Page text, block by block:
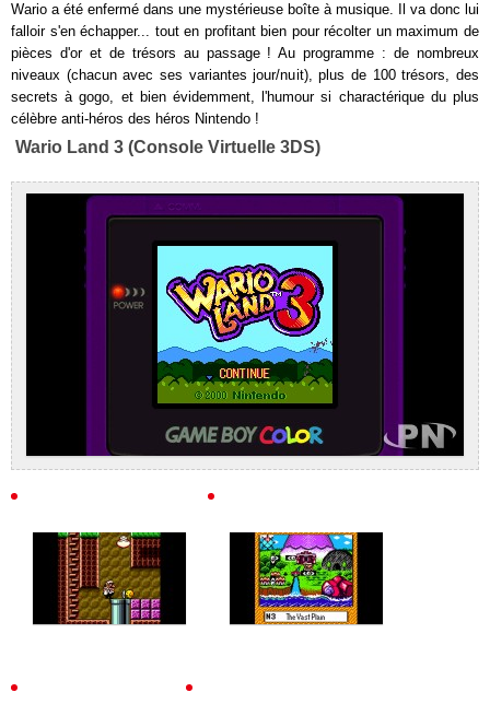
Wario a été enfermé dans une mystérieuse boîte à musique. Il va donc lui
falloir s'en échapper... tout en profitant bien pour récolter un maximum de
pièces d'or et de trésors au passage ! Au programme : de nombreux
niveaux (chacun avec ses variantes jour/nuit), plus de 100 trésors, des
secrets à gogo, et bien évidemment, l'humour si charactérique du plus
célèbre anti-héros des héros Nintendo !
Wario Land 3 (Console Virtuelle 3DS)